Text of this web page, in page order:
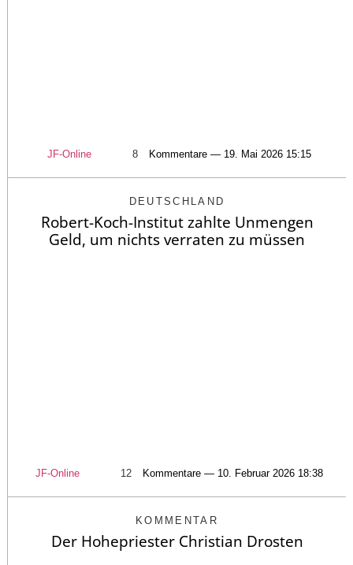
JF-Online 8 Kommentare — 19. Mai 2026 15:15
DEUTSCHLAND
Robert-Koch-Institut zahlte Unmengen
Geld, um nichts verraten zu müssen
JF-Online 12 Kommentare — 10. Februar 2026 18:38
KOMMENTAR
Der Hohepriester Christian Drosten